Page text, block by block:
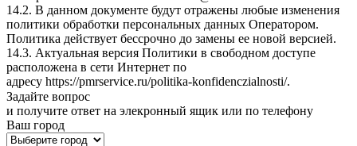
14.2. В данном документе будут отражены любые изменения
политики обработки персональных данных Оператором.
Политика действует бессрочно до замены ее новой версией.
14.3. Актуальная версия Политики в свободном доступе
расположена в сети Интернет по
адресу https://pmrservice.ru/politika-konfidenczialnosti/.
Задайте вопрос
и получите ответ на элекронный ящик или по телефону
Ваш город